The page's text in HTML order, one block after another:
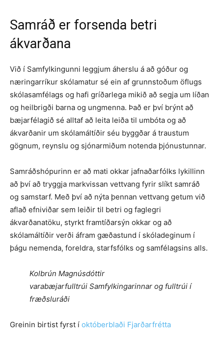
Samráð er forsenda betri
ákvarðana
Við í Samfylkingunni leggjum áherslu á að góður og
næringarríkur skólamatur sé ein af grunnstoðum öflugs
skólasamfélags og hafi gríðarlega mikið að segja um líðan
og heilbrigði barna og ungmenna. Það er því brýnt að
bæjarfélagið sé alltaf að leita leiða til umbóta og að
ákvarðanir um skólamáltíðir séu byggðar á traustum
gögnum, reynslu og sjónarmiðum notenda þjónustunnar.
Samráðshópurinn er að mati okkar jafnaðarfólks lykillinn
að því að tryggja markvissan vettvang fyrir slíkt samráð
og samstarf. Með því að nýta þennan vettvang getum við
aflað efniviðar sem leiðir til betri og faglegri
ákvarðanatöku, styrkt framtíðarsýn okkar og að
skólamáltíðir verði áfram gæðastund í skóladeginum í
þágu nemenda, foreldra, starfsfólks og samfélagsins alls.
Kolbrún Magnúsdóttir
varabæjarfulltrúi Samfylkingarinnar og fulltrúi í
fræðsluráði
Greinin birtist fyrst í októberblaði Fjarðarfrétta